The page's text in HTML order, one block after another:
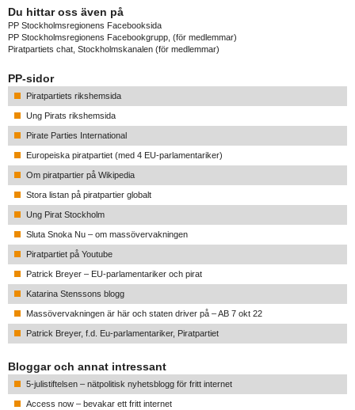
Du hittar oss även på
PP Stockholmsregionens Facebooksida
PP Stockholmsregionens Facebookgrupp , (för medlemmar)
Piratpartiets chat, Stockholmskanalen (för medlemmar)
PP-sidor
Piratpartiets rikshemsida
Ung Pirats rikshemsida
Pirate Parties International
Europeiska piratpartiet (med 4 EU-parlamentariker)
Om piratpartier på Wikipedia
Stora listan på piratpartier globalt
Ung Pirat Stockholm
Sluta Snoka Nu – om massövervakningen
Piratpartiet på Youtube
Patrick Breyer – EU-parlamentariker och pirat
Katarina Stenssons blogg
Massövervakningen är här och staten driver på – AB 7 okt 22
Patrick Breyer, f.d. Eu-parlamentariker, Piratpartiet
Bloggar och annat intressant
5-julistiftelsen – nätpolitisk nyhetsblogg för fritt internet
Access now – bevakar ett fritt internet